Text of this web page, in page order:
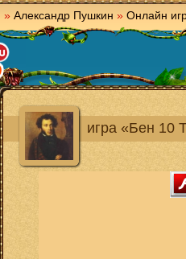
» Александр Пушкин » Онлайн
игра «Бен 10